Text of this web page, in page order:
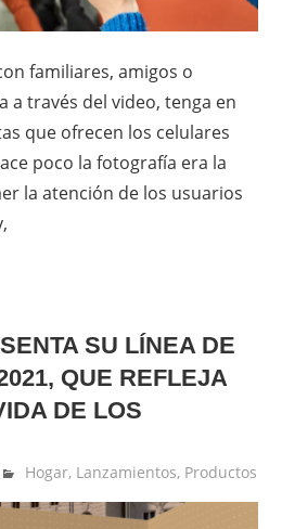
familiares, amigos o
a través del video, tenga en
que ofrecen los celulares
poco la fotografía era la
la atención de los usuarios
SU LÍNEA DE
QUE REFLEJA
DE LOS
Ernesto Herrera
Hogar, Lanzamientos, Productos